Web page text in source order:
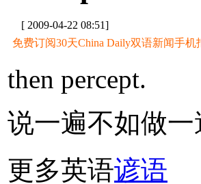
[ 2009-04-22 08:51]
免费订阅30天China Daily双语新闻手
then percept.
说一遍不如做一
更多英语谚语